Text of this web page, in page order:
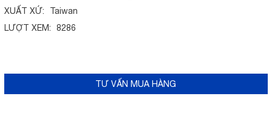
XUẤT XỨ:
Taiwan
LƯỢT XEM:
8286
TƯ VẤN MUA HÀNG